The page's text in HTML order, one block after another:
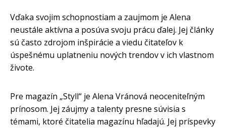
Vďaka svojim schopnostiam a zaujmom je Alena
neustále aktívna a posúva svoju prácu ďalej. Jej články
sú často zdrojom inšpirácie a viedu čitateľov k
úspešnému uplatneniu nových trendov v ich vlastnom
živote.
Pre magazín „Styll“ je Alena Vránová neoceniteľným
prínosom. Jej záujmy a talenty presne súvisia s
témami, ktoré čitatelia magazínu hľadajú. Jej príspevky